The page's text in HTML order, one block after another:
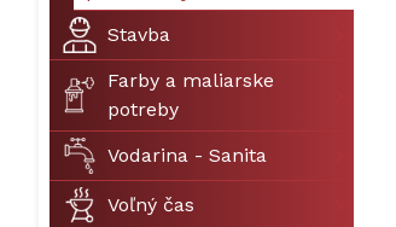
Stavba
Farby a maliarske
potreby
Vodarina - Sanita
Voľný čas